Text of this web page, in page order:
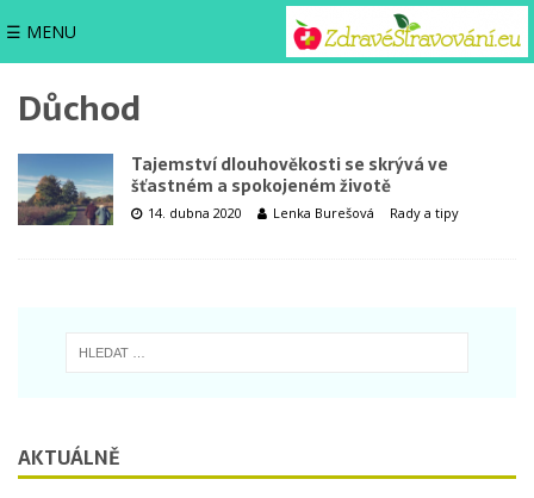
☰ MENU
Důchod
Tajemství dlouhověkosti se skrývá ve
šťastném a spokojeném životě
14. dubna 2020 Lenka Burešová Rady a tipy
AKTUÁLNĚ